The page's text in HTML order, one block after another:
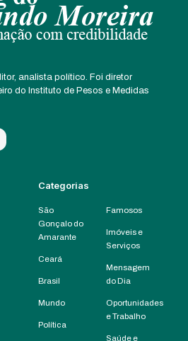
analista político. Foi diretor
do Instituto de Pesos e Medidas
Categorias
São
Gonçalo do
Amarante
Ceará
Brasil
Mundo
Política
Famosos
Imóveis e
Serviços
Mensagem
do Dia
Oportunidades
e Trabalho
Saúde e